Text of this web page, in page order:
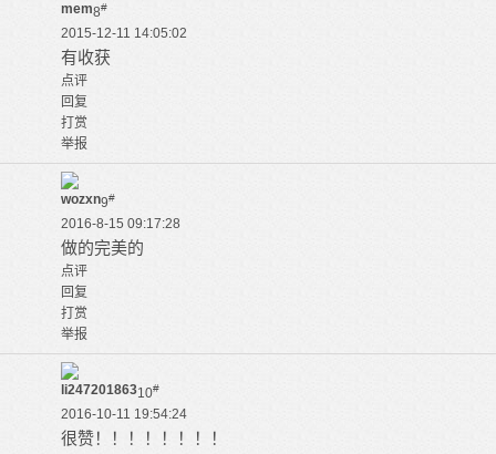
mem8#
2015-12-11 14:05:02
有收获
点评
回复
打赏
举报
wozxn9#
2016-8-15 09:17:28
做的完美的
点评
回复
打赏
举报
li24720186310#
2016-10-11 19:54:24
很赞！！！！！！！！